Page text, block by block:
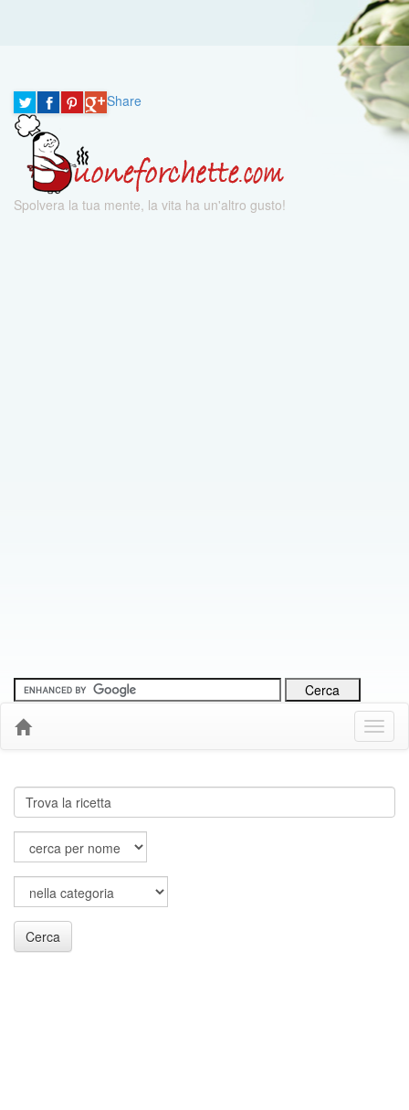
Share
Spolvera la tua mente, la vita ha un'altro gusto!
Menu
Down
Cerca
Cerca